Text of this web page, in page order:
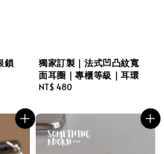
鎖
獨家訂製｜法式凹凸紋寬
面耳圈｜專櫃等級｜耳環
Regular
NT$ 480